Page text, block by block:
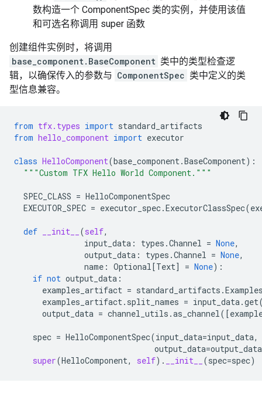
数构造一个 ComponentSpec 类的实例，并使用该值
和可选名称调用 super 函数
创建组件实例时，将调用
base_component.BaseComponent 类中的类型检查逻
辑，以确保传入的参数与 ComponentSpec 类中定义的类
型信息兼容。
from tfx.types import standard_artifacts
from hello_component import executor
class HelloComponent(base_component.BaseComponent):
"""Custom TFX Hello World Component."""
SPEC_CLASS = HelloComponentSpec
EXECUTOR_SPEC = executor_spec.ExecutorClassSpec(
def __init__ (self,
input_data : types .Channel = None,
output_data : types .Channel = None,
name : Optional[Text] = None):
if not output_data :
examples_artifact = standard_artifacts .
examples_artifact. split_names = input_data.get
output_data = channel_utils .as_channel([
spec = HelloComponentSpec(input_data=input_data,
output_data=output_data
super(HelloComponent, self) . __init__ (spec=spec)